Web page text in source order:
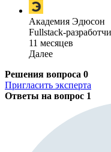
Академия Эдюсон
Fullstack-
11 месяцев
Далее
Решения вопроса 0
Пригласить эксперта
Ответы на вопрос 1